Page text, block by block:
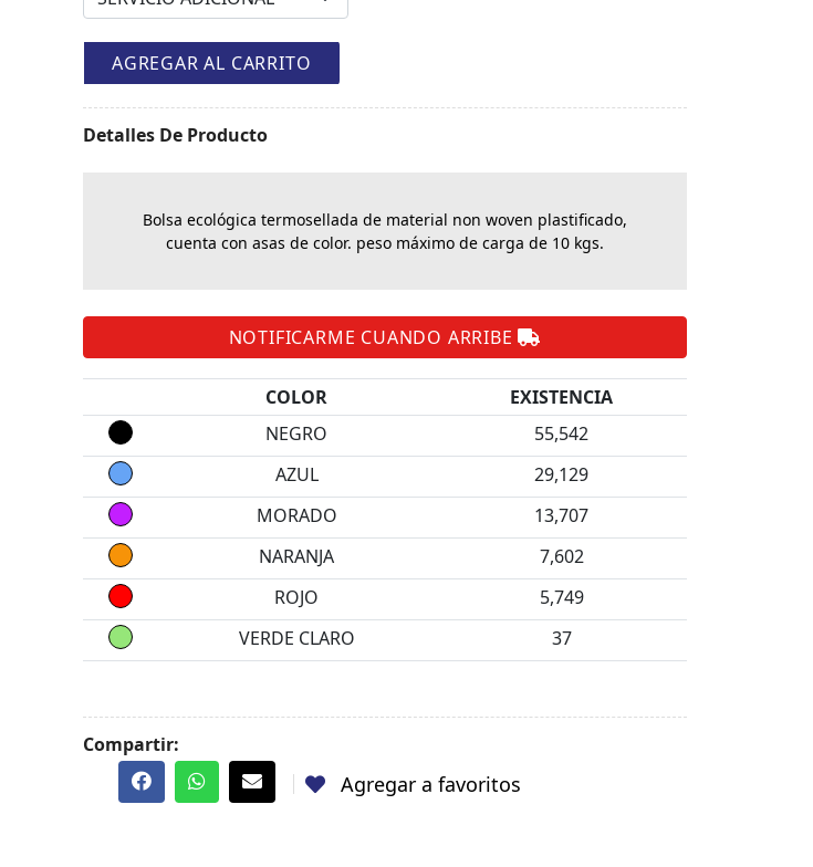
AGREGAR AL CARRITO
Detalles De Producto
Bolsa ecológica termosellada de material non woven plastificado,
cuenta con asas de color. peso máximo de carga de 10 kgs.
NOTIFICARME CUANDO ARRIBE
COLOR
EXISTENCIA
NEGRO
55,542
AZUL
29,129
MORADO
13,707
NARANJA
7,602
ROJO
5,749
VERDE CLARO
37
Compartir:
Agregar a favoritos